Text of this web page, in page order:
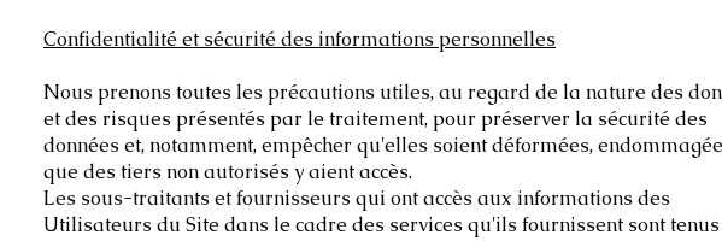
Confidentialité et sécurité des informations personnelles
Nous prenons toutes les précautions utiles, au regard de la nature des
et des risques présentés par le traitement, pour préserver la sécurité des
données et, notamment, empêcher qu'elles soient déformées,
que des tiers non autorisés y aient accès.
Les sous-traitants et fournisseurs qui ont accès aux informations des
Utilisateurs du Site dans le cadre des services qu'ils fournissent sont